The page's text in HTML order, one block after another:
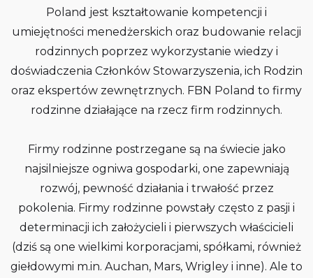
Poland jest kształtowanie kompetencji i
umiejętności menedżerskich oraz budowanie relacji
rodzinnych poprzez wykorzystanie wiedzy i
doświadczenia Członków Stowarzyszenia, ich Rodzin
oraz ekspertów zewnętrznych. FBN Poland to firmy
rodzinne działające na rzecz firm rodzinnych.
Firmy rodzinne postrzegane są na świecie jako
najsilniejsze ogniwa gospodarki, one zapewniają
rozwój, pewność działania i trwałość przez
pokolenia. Firmy rodzinne powstały często z pasji i
determinacji ich założycieli i pierwszych właścicieli
(dziś są one wielkimi korporacjami, spółkami, również
giełdowymi m.in. Auchan, Mars, Wrigley i inne). Ale to